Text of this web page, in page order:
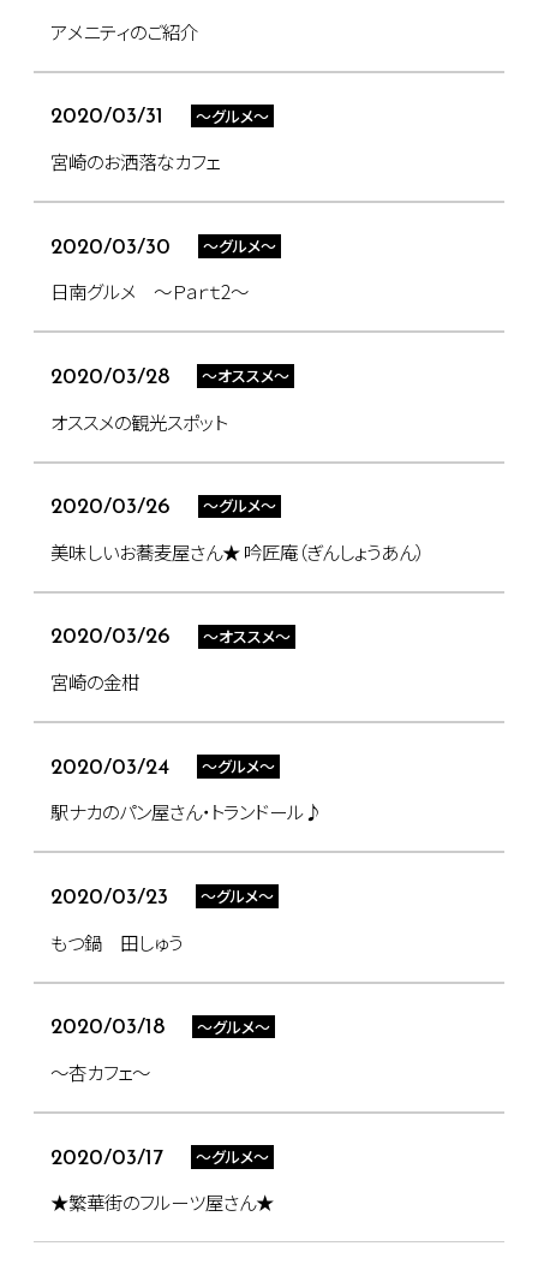
アメニティのご紹介
2020/03/31 ～グルメ～
宮崎のお洒落なカフェ
2020/03/30 ～グルメ～
日南グルメ ～Ｐａｒｔ2～
2020/03/28 ～オススメ～
オススメの観光スポット
2020/03/26 ～グルメ～
美味しいお蕎麦屋さん★ 吟匠庵（ぎんしょうあん）
2020/03/26 ～オススメ～
宮崎の金柑
2020/03/24 ～グルメ～
駅ナカのパン屋さん・トランドール♪
2020/03/23 ～グルメ～
もつ鍋 田しゅう
2020/03/18 ～グルメ～
～杏カフェ～
2020/03/17 ～グルメ～
★繁華街のフルーツ屋さん★